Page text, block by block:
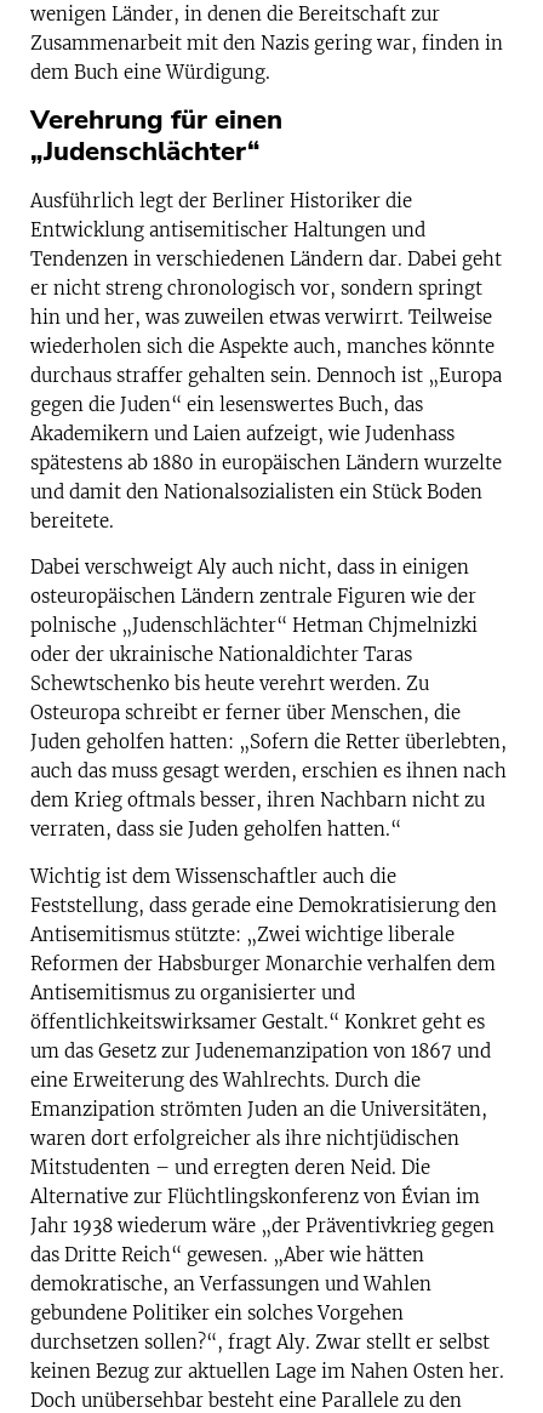
wenigen Länder, in denen die Bereitschaft zur
Zusammenarbeit mit den Nazis gering war, finden in
dem Buch eine Würdigung.
Verehrung für einen
„Judenschlächter“
Ausführlich legt der Berliner Historiker die
Entwicklung antisemitischer Haltungen und
Tendenzen in verschiedenen Ländern dar. Dabei geht
er nicht streng chronologisch vor, sondern springt
hin und her, was zuweilen etwas verwirrt. Teilweise
wiederholen sich die Aspekte auch, manches könnte
durchaus straffer gehalten sein. Dennoch ist „Europa
gegen die Juden“ ein lesenswertes Buch, das
Akademikern und Laien aufzeigt, wie Judenhass
spätestens ab 1880 in europäischen Ländern wurzelte
und damit den Nationalsozialisten ein Stück Boden
bereitete.
Dabei verschweigt Aly auch nicht, dass in einigen
osteuropäischen Ländern zentrale Figuren wie der
polnische „Judenschlächter“ Hetman Chjmelnizki
oder der ukrainische Nationaldichter Taras
Schewtschenko bis heute verehrt werden. Zu
Osteuropa schreibt er ferner über Menschen, die
Juden geholfen hatten: „Sofern die Retter überlebten,
auch das muss gesagt werden, erschien es ihnen nach
dem Krieg oftmals besser, ihren Nachbarn nicht zu
verraten, dass sie Juden geholfen hatten.“
Wichtig ist dem Wissenschaftler auch die
Feststellung, dass gerade eine Demokratisierung den
Antisemitismus stützte: „Zwei wichtige liberale
Reformen der Habsburger Monarchie verhalfen dem
Antisemitismus zu organisierter und
öffentlichkeitswirksamer Gestalt.“ Konkret geht es
um das Gesetz zur Judenemanzipation von 1867 und
eine Erweiterung des Wahlrechts. Durch die
Emanzipation strömten Juden an die Universitäten,
waren dort erfolgreicher als ihre nichtjüdischen
Mitstudenten – und erregten deren Neid. Die
Alternative zur Flüchtlingskonferenz von Évian im
Jahr 1938 wiederum wäre „der Präventivkrieg gegen
das Dritte Reich“ gewesen. „Aber wie hätten
demokratische, an Verfassungen und Wahlen
gebundene Politiker ein solches Vorgehen
durchsetzen sollen?“, fragt Aly. Zwar stellt er selbst
keinen Bezug zur aktuellen Lage im Nahen Osten her.
Doch unübersehbar besteht eine Parallele zu den